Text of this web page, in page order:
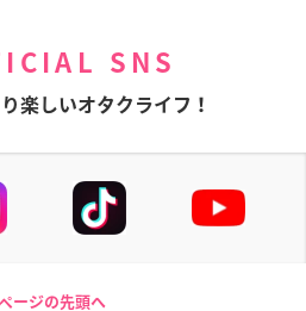
SNS
楽しいオタクライフ！
ージの先頭へ